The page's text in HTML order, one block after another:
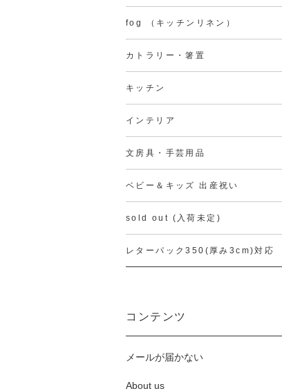
fog （キッチンリネン）
カトラリー・箸置
キッチン
インテリア
文房具・手芸用品
ベビー＆キッズ 出産祝い
sold out (入荷未定)
レターパック350(厚み3cm)対応
コンテンツ
メールが届かない
About us